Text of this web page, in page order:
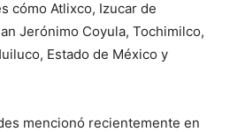
cómo Atlixco, Izucar de
Jerónimo Coyula, Tochimilco,
Estado de México y
mencionó recientemente en